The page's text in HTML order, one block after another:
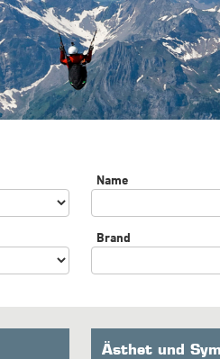
Name
Brand
Ästhet und